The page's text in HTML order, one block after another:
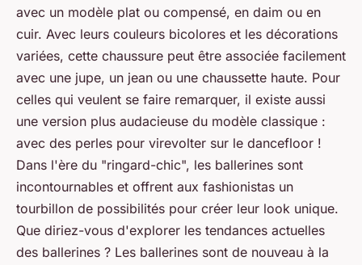
avec un modèle plat ou compensé, en daim ou en
cuir. Avec leurs couleurs bicolores et les décorations
variées, cette chaussure peut être associée facilement
avec une jupe, un jean ou une chaussette haute. Pour
celles qui veulent se faire remarquer, il existe aussi
une version plus audacieuse du modèle classique :
avec des perles pour virevolter sur le dancefloor !
Dans l'ère du "ringard-chic", les ballerines sont
incontournables et offrent aux fashionistas un
tourbillon de possibilités pour créer leur look unique.
Que diriez-vous d'explorer les tendances actuelles
des ballerines ? Les ballerines sont de nouveau à la